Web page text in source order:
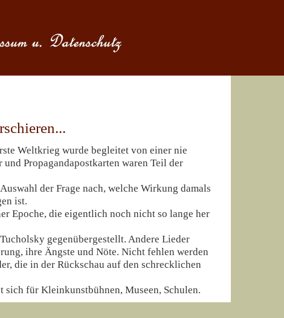
Weltkrieg wurde begleitet von einer nie
Propagandapostkarten waren Teil der
der Frage nach, welche Wirkung damals
ist.
Epoche, die eigentlich noch nicht so lange her
gegenübergestellt. Andere Lieder
ihre Ängste und Nöte. Nicht fehlen werden
die in der Rückschau auf den schrecklichen
für Kleinkunstbühnen, Museen, Schulen.